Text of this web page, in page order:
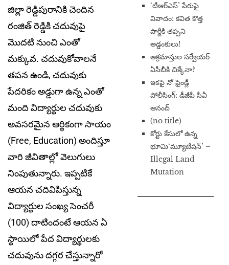
జిల్లా రెడ్డిపురానికి చెందిన
రంజిత్ రెడ్డికి చదువుపై
మొదటి నుంచి ఎంతో
మక్కువ. చదువుకోవాలనే
తపన ఉండి, చదువుకు
పేదరికం అడ్డుగా ఉన్న ఎంతో
మంది విద్యార్థుల చదువుకు
అవసరమైన ఆర్థికంగా సాయం
(Free, Education) అందిస్తూ
వారి జీవితాల్లో వెలుగులు
నింపుతున్నారు. ఇప్పటికే
ఆయన చదివిపిస్తున్న
విద్యార్థుల సంఖ్య సెంచరీ
(100) దాటిందంటే ఆయన ఏ
స్థాయిలో పేద విద్యార్థులకు
చదువును దగ్గర చేస్తున్నారో
‘టీఆర్ఎస్’ పేరుపై
వివాదం: కవిత కొత్త
పార్టీకి తప్పని
అడ్డంకులు!
అక్రమాస్తుల సర్వేయర్
ఏసీబీకి చిక్కేనా?
ఇకపై నో ఫ్రెండ్లీ
పోలీసింగ్: డీజీపీ సీవీ
ఆనంద్
(no title)
​కోర్టు కేసులో ఉన్న
భూమి‘మ్యూటేషన్’ –
Illegal Land
Mutation